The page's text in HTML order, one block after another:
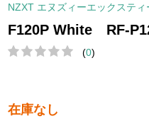
NZXT エヌズィーエックスティ
F120P White RF-
(0)
在庫なし